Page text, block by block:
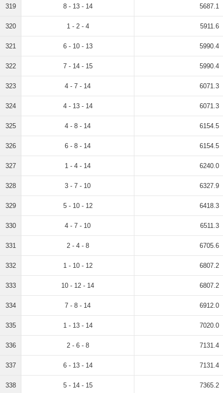
319 8 - 13 - 14 5687.1
320 1 - 2 - 4 5911.6
321 6 - 10 - 13 5990.4
322 7 - 14 - 15 5990.4
323 4 - 7 - 14 6071.3
324 4 - 13 - 14 6071.3
325 4 - 8 - 14 6154.5
326 6 - 8 - 14 6154.5
327 1 - 4 - 14 6240.0
328 3 - 7 - 10 6327.9
329 5 - 10 - 12 6418.3
330 4 - 7 - 10 6511.3
331 2 - 4 - 8 6705.6
332 1 - 10 - 12 6807.2
333 10 - 12 - 14 6807.2
334 7 - 8 - 14 6912.0
335 1 - 13 - 14 7020.0
336 2 - 6 - 8 7131.4
337 6 - 13 - 14 7131.4
338 5 - 14 - 15 7365.2